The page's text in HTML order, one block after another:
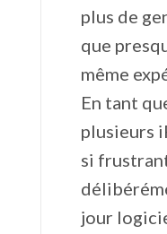
plus de
que
même
En tant
plusieurs
si
jour